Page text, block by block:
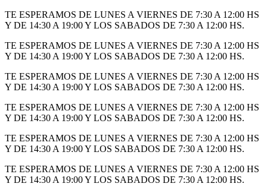
Ir
al
TE ESPERAMOS DE LUNES A VIERNES DE 7:30 A 12:00 HS
Y DE 14:30 A 19:00 Y LOS SABADOS DE 7:30 A 12:00 HS.
TE ESPERAMOS DE LUNES A VIERNES DE 7:30 A 12:00 HS
Y DE 14:30 A 19:00 Y LOS SABADOS DE 7:30 A 12:00 HS.
TE ESPERAMOS DE LUNES A VIERNES DE 7:30 A 12:00 HS
Y DE 14:30 A 19:00 Y LOS SABADOS DE 7:30 A 12:00 HS.
TE ESPERAMOS DE LUNES A VIERNES DE 7:30 A 12:00 HS
Y DE 14:30 A 19:00 Y LOS SABADOS DE 7:30 A 12:00 HS.
TE ESPERAMOS DE LUNES A VIERNES DE 7:30 A 12:00 HS
Y DE 14:30 A 19:00 Y LOS SABADOS DE 7:30 A 12:00 HS.
TE ESPERAMOS DE LUNES A VIERNES DE 7:30 A 12:00 HS
Y DE 14:30 A 19:00 Y LOS SABADOS DE 7:30 A 12:00 HS.